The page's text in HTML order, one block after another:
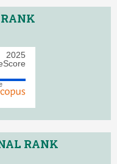
RANK
2025
RANK